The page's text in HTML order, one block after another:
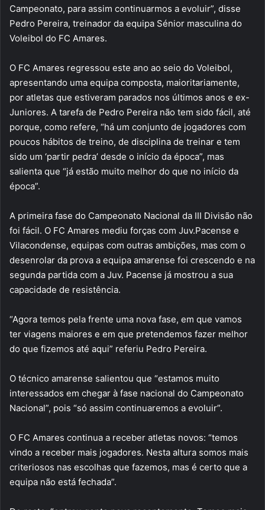
Campeonato, para assim continuarmos a evoluir”, disse
Pedro Pereira, treinador da equipa Sénior masculina do
Voleibol do FC Amares.
O FC Amares regressou este ano ao seio do Voleibol,
apresentando uma equipa composta, maioritariamente,
por atletas que estiveram parados nos últimos anos e ex-
Juniores. A tarefa de Pedro Pereira não tem sido fácil, até
porque, como refere, “há um conjunto de jogadores com
poucos hábitos de treino, de disciplina de treinar e tem
sido um ‘partir pedra’ desde o início da época”, mas
salienta que “já estão muito melhor do que no início da
época”.
A primeira fase do Campeonato Nacional da III Divisão não
foi fácil. O FC Amares mediu forças com Juv.Pacense e
Vilacondense, equipas com outras ambições, mas com o
desenrolar da prova a equipa amarense foi crescendo e na
segunda partida com a Juv. Pacense já mostrou a sua
capacidade de resistência.
“Agora temos pela frente uma nova fase, em que vamos
ter viagens maiores e em que pretendemos fazer melhor
do que fizemos até aqui” referiu Pedro Pereira.
O técnico amarense salientou que “estamos muito
interessados em chegar à fase nacional do Campeonato
Nacional”, pois “só assim continuaremos a evoluir”.
O FC Amares continua a receber atletas novos: “temos
vindo a receber mais jogadores. Nesta altura somos mais
criteriosos nas escolhas que fazemos, mas é certo que a
equipa não está fechada”.